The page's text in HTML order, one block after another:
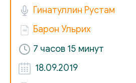
Гинатуллин Рустам
Барон Ульрих
7 часов 15 минут
18.09.2019